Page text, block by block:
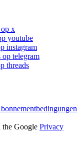
x
youtube
instagram
op telegram
threads
Google Privacy